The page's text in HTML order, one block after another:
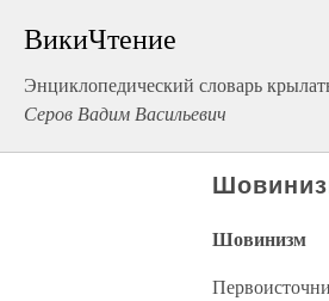
ВикиЧтение
Энциклопедический словарь
Серов Вадим Васильевич
Шовинизм